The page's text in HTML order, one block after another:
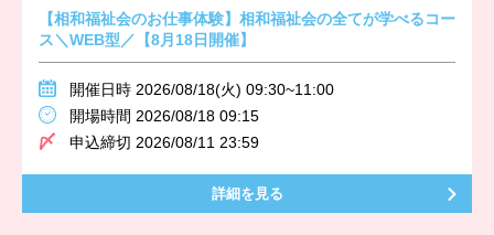
【相和福祉会のお仕事体験】相和福祉会の全てが学べるコー
ス＼WEB型／【8月18日開催】
開催日時 2026/08/18(火) 09:30~11:00
開場時間 2026/08/18 09:15
申込締切 2026/08/11 23:59
詳細を見る